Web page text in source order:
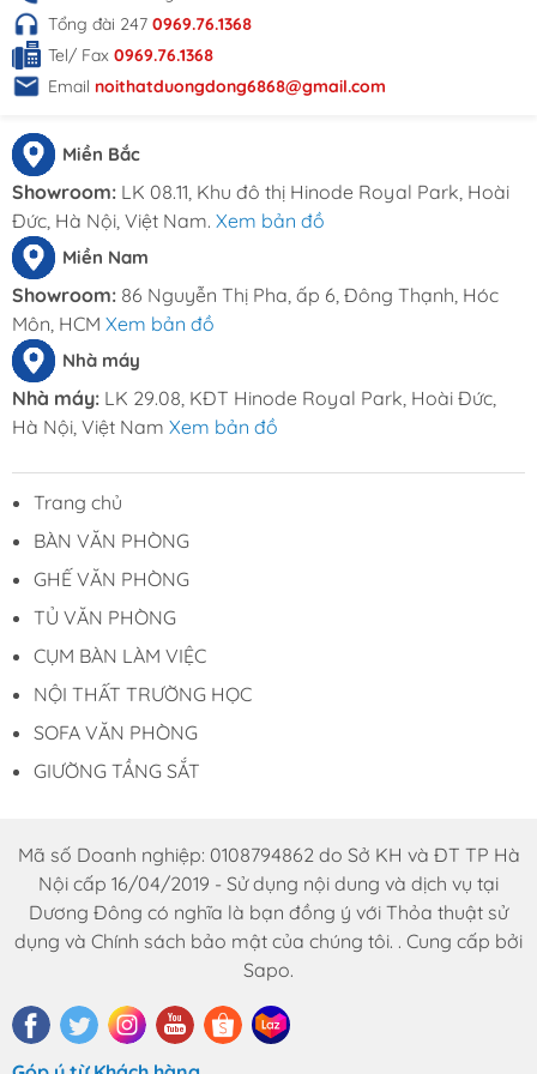
+ Màu sắc và kích thước linh hoạt.
THÔNG TIN LIÊN HỆ
Đặt hàng online tại
Hà Nội : A11 Xuân Phương Garden, đường
Trịnh Văn Bô, phường Phương Canh, Quận
Nam Từ Liêm, Thành Phố Hà Nội.
HCM : 86 Nguyễn Thị Pha, ấp 6, xã Đông
Thạnh, Hóc Môn, TP HCM
Email : dautuduongdong@gmail.com
Tổng đài 247 0969.76.1368
Tel/ Fax 0969.76.1368
Email noithatduongdong6868@gmail.com
Miền Bắc
Showroom: LK 08.11, Khu đô thị Hinode Royal Park, Hoài
Đức, Hà Nội, Việt Nam. Xem bản đồ
Miền Nam
Showroom: 86 Nguyễn Thị Pha, ấp 6, Đông Thạnh, Hóc
Môn, HCM Xem bản đồ
Nhà máy
Nhà máy: LK 29.08, KĐT Hinode Royal Park, Hoài Đức,
Hà Nội, Việt Nam Xem bản đồ
Trang chủ
BÀN VĂN PHÒNG
GHẾ VĂN PHÒNG
TỦ VĂN PHÒNG
CỤM BÀN LÀM VIỆC
NỘI THẤT TRƯỜNG HỌC
SOFA VĂN PHÒNG
GIƯỜNG TẦNG SẮT
Mã số Doanh nghiệp: 0108794862 do Sở KH và ĐT TP Hà
Nội cấp 16/04/2019 - Sử dụng nội dung và dịch vụ tại
Dương Đông có nghĩa là bạn đồng ý với Thỏa thuật sử
dụng và Chính sách bảo mật của chúng tôi. . Cung cấp bởi
Sapo.